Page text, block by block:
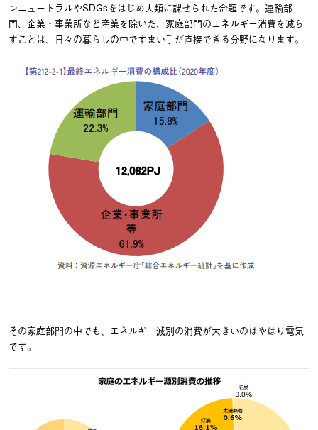
ンニュートラルやSDGsをはじめ人類に課せられた命題です。運輸部
門、企業・事業所など産業を除いた、家庭部門のエネルギー消費を減ら
すことは、日々の暮らしの中ですまい手が直接できる分野になります。
その家庭部門の中でも、エネルギー減別の消費が大きいのはやはり電気
です。